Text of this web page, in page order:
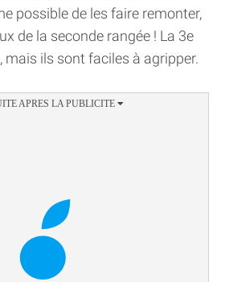
possible de les faire remonter,
de la seconde rangée ! La 3e
mais ils sont faciles à agripper.